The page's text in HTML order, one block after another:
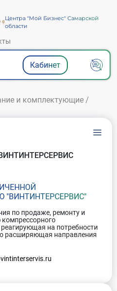
Центра "Мой Бизнес" Самарской
области
Кабинет
и комплектующие /
"ВИНТИНТЕРСЕРВИС"
по продаже, ремонту и
на потребности
расширяющая направления